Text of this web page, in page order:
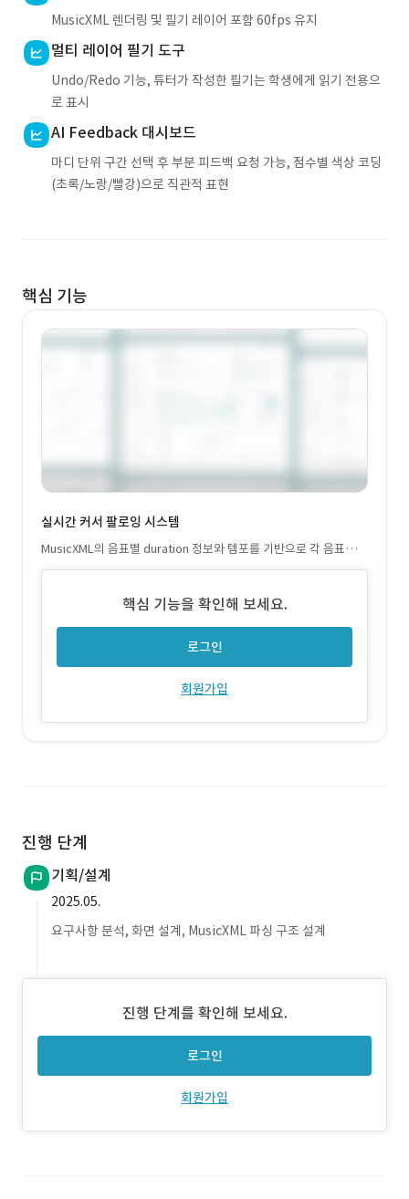
MusicXML 렌더링 및 필기 레이어 포함 60fps 유지
멀티 레이어 필기 도구
Undo/Redo 기능, 튜터가 작성한 필기는 학생에게 읽기 전용으
로 표시
AI Feedback 대시보드
마디 단위 구간 선택 후 부분 피드백 요청 가능, 점수별 색상 코딩
(초록/노랑/빨강)으로 직관적 표현
핵심 기능
실시간 커서 팔로잉 시스템
MusicXML의 음표별 duration 정보와 템포를 기반으로 각 음표의
절대 시간(ms)을 계산하는 타이밍 맵 생성 오디오 플레이어의 posit
핵심 기능을 확인해 보세요.
로그인
회원가입
진행 단계
기획/설계
2025.05.
요구사항 분석, 화면 설계, MusicXML 파싱 구조 설계
진행 단계를 확인해 보세요.
로그인
회원가입